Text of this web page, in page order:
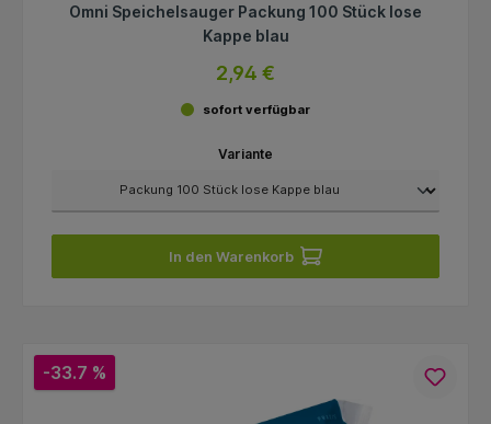
Omni Speichelsauger Packung 100 Stück lose
Kappe blau
2,94 €
sofort verfügbar
Variante
In den Warenkorb
-33.7 %